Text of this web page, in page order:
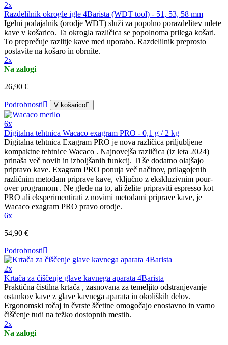
2x
Razdelilnik okrogle igle 4Barista (WDT tool) - 51, 53, 58 mm
Igelni podajalnik (orodje WDT) služi za popolno porazdelitev mlete
kave v košarico. Ta okrogla različica se popolnoma prilega košari.
To preprečuje razlitje kave med uporabo. Razdelilnik preprosto
postavite na košaro in obrnite.
2x
Na zalogi
26,90 €
Podrobnosti V košarico
6x
Digitalna tehtnica Wacaco exagram PRO - 0,1 g / 2 kg
Digitalna tehtnica Exagram PRO je nova različica priljubljene
kompaktne tehtnice Wacaco . Najnovejša različica (iz leta 2024)
prinaša več novih in izboljšanih funkcij. Ti še dodatno olajšajo
pripravo kave. Exagram PRO ponuja več načinov, prilagojenih
različnim metodam priprave kave, vključno z ekskluzivnim pour-
over programom . Ne glede na to, ali želite pripraviti espresso kot
PRO ali eksperimentirati z novimi metodami priprave kave, je
Wacaco exagram PRO pravo orodje.
6x
54,90 €
Podrobnosti
2x
Krtača za čiščenje glave kavnega aparata 4Barista
Praktična čistilna krtača , zasnovana za temeljito odstranjevanje
ostankov kave z glave kavnega aparata in okoliških delov.
Ergonomski ročaj in čvrste ščetine omogočajo enostavno in varno
čiščenje tudi na težko dostopnih mestih.
2x
Na zalogi